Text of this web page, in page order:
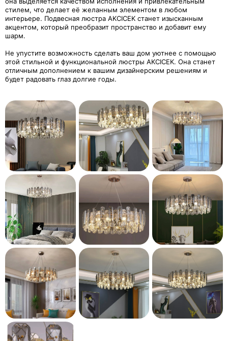
стилем, что делает её желанным элементом в любом
интерьере. Подвесная люстра AKCICEK станет изысканным
акцентом, который преобразит пространство и добавит ему
шарм.
Не упустите возможность сделать ваш дом уютнее с помощью
этой стильной и функциональной люстры AKCICEK. Она станет
отличным дополнением к вашим дизайнерским решениям и
будет радовать глаз долгие годы.